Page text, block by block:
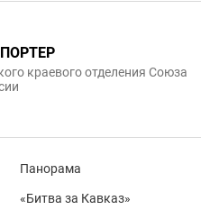
краевого отделения Союза
Панорама
«Битва за Кавказ»